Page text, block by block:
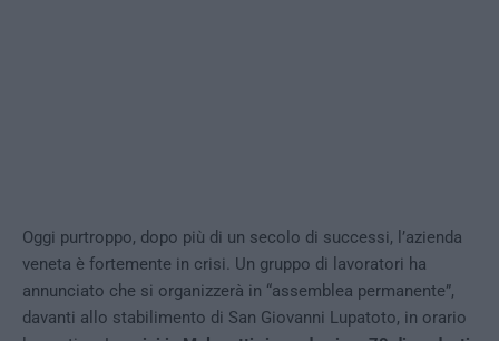
Oggi purtroppo, dopo più di un secolo di successi, l’azienda
veneta è fortemente in crisi. Un gruppo di lavoratori ha
annunciato che si organizzerà in “assemblea permanente”,
davanti allo stabilimento di San Giovanni Lupatoto, in orario